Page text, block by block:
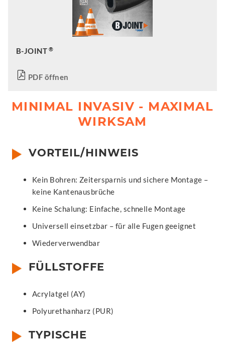
B-JOINT ®
PDF öffnen
MINIMAL INVASIV - MAXIMAL
WIRKSAM
VORTEIL/HINWEIS
Kein Bohren: Zeitersparnis und sichere Montage –
keine Kantenausbrüche
Keine Schalung: Einfache, schnelle Montage
Universell einsetzbar – für alle Fugen geeignet
Wiederverwendbar
FÜLLSTOFFE
Acrylatgel (AY)
Polyurethanharz (PUR)
TYPISCHE